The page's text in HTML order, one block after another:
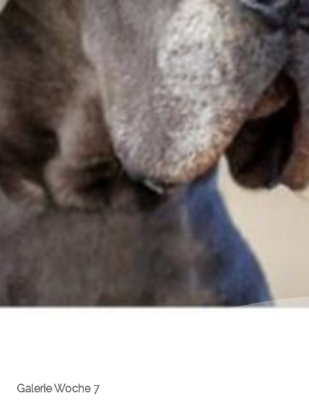
Galerie Woche 7